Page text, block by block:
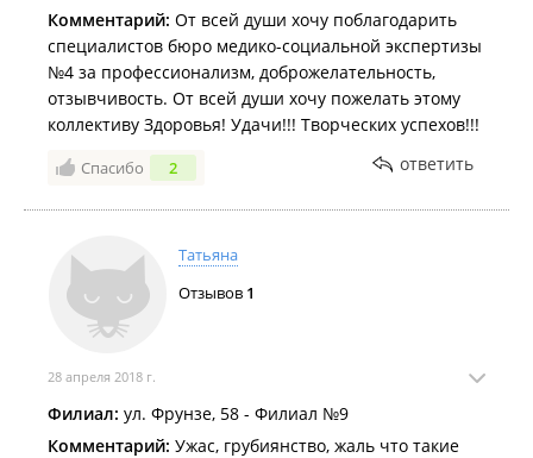
Комментарий: От всей души хочу поблагодарить
специалистов бюро медико-социальной экспертизы
№4 за профессионализм, доброжелательность,
отзывчивость. От всей души хочу пожелать этому
коллективу Здоровья! Удачи!!! Творческих успехов!!!
Спасибо 2 ответить
Татьяна
Отзывов 1
28 апреля 2018 г.
Филиал: ул. Фрунзе, 58 - Филиал №9
Комментарий: Ужас, грубиянство, жаль что такие